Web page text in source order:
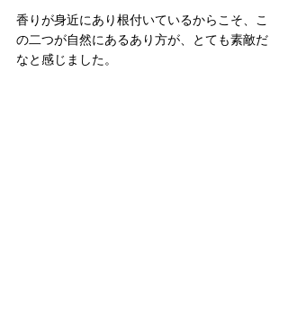
香りが身近にあり根付いているからこそ、こ
の二つが自然にあるあり方が、とても素敵だ
なと感じました。